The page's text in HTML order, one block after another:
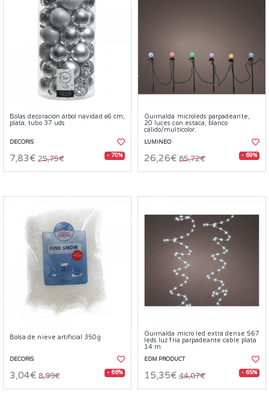
Bolas decoración árbol navidad ø6 cm,
plata, tubo 37 uds
DECORIS
7,83€ 25,75€ - 70%
Guirnalda microleds parpadeante,
20 luces con estaca, blanco
cálido/multicolor.
LUMINEO
26,26€ 85,72€ - 69%
Bolsa de nieve artificial 350g
DECORIS
3,04€ 8,99€ - 66%
Guirnalda micro led extra dense 567
leds luz fria parpadeante cable plata
14 m
EDM PRODUCT
15,35€ 44,07€ - 65%